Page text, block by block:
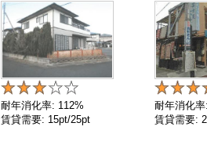
耐年消化率: 112%
賃貸需要: 15pt/25pt
耐年消化
賃貸需要: